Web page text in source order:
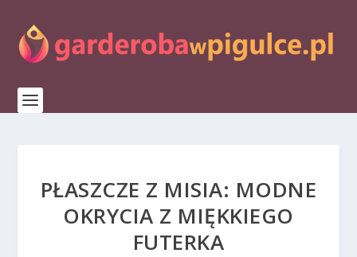
PŁASZCZE Z MISIA: MODNE
OKRYCIA Z MIĘKKIEGO
FUTERKA